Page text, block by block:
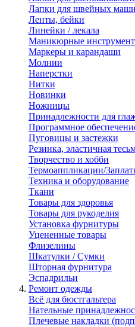
Лапки для швейных
Ленты, бейки
Линейки / лекала
Маникюрные
Маркеры и карандаши
Молнии
Наперстки
Нитки
Новинки
Ножницы
Принадлежности для
Программное
Пуговицы и застежки
Резинка, эластичная
Творчество и хобби
Термоаппликации/
Техника и оборудование
Ткани
Товары для здоровья
Товары для рукоделия
Установка фурнитуры
Уцененные товары
Флизелины
Шкатулки / Сумки
Шторная фурнитура
Эспадрильи
Ремонт одежды
Всё для бюстгальтера
Нательные
Плечевые накладки